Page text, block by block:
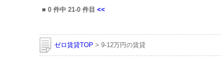
■ 0 件中 21-0 件目 <<
ゼロ賃貸TOP > 9-12万円の賃貸